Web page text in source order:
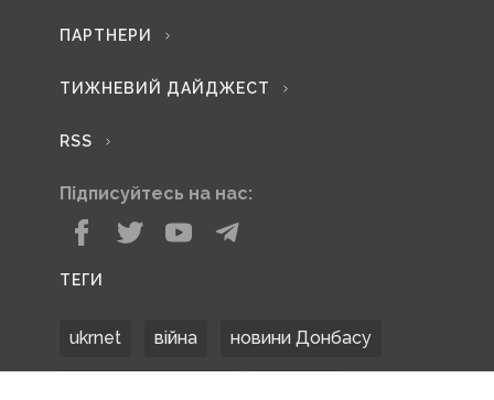
ПАРТНЕРИ
ТИЖНЕВИЙ ДАЙДЖЕСТ
RSS
Підписуйтесь на нас:
ТЕГИ
ukrnet війна новини Донбасу